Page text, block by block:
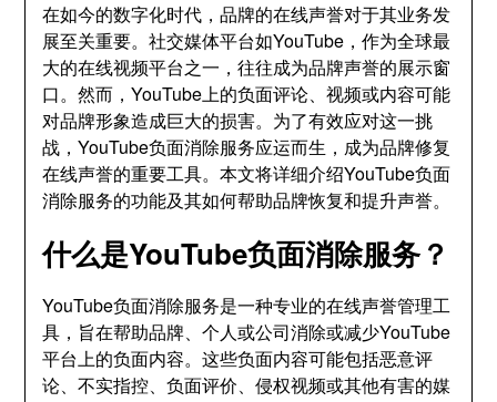
在如今的数字化时代 ，品牌的在线声誉对于其业务发
展至关重要。社交媒体平台如YouTube ，作为全球最
大的在线视频平台之一 ，往往成为品牌声誉的展示窗
口。然而 ，YouTube上的负面评论、视频或内容可能
对品牌形象造成巨大的损害。 为了有效应对这一挑
战 ，YouTube负面消除服务应运而生 ， 成为品牌修复
在线声誉的重要工具。本文将详细介绍YouTube负面
消除服务的功能及其如何帮助品牌恢复和提升声誉。
什么是YouTube负面消除服务？
YouTube负面消除服务是一种专业的在线声誉管理工
具 ， 旨在帮助品牌、个人或公司消除或减少YouTube
平台上的负面内容。这些负面内容可能包括恶意评
论、不实指控、负面评价、侵权视频或其他有害的媒